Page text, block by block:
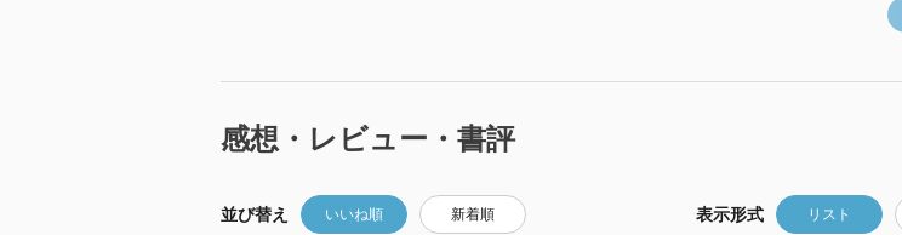
感想・レビュー・書評
並び替え いいね順 新着順 表示形式 リスト